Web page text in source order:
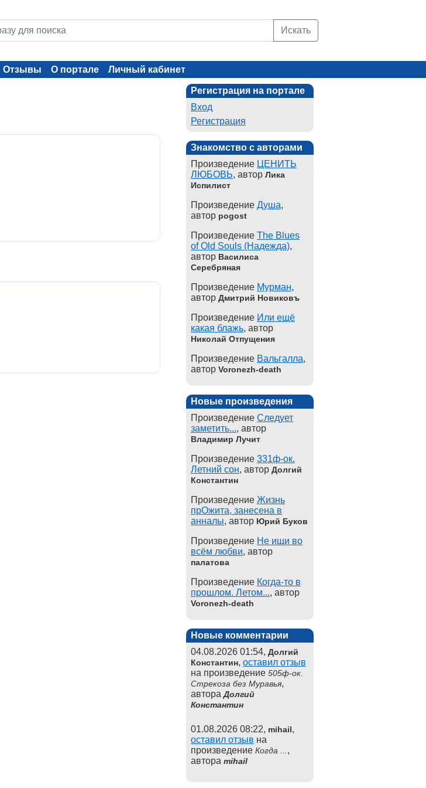
Искать
Отзывы О портале
Личный кабинет
Регистрация на портале
Вход
Регистрация
Знакомство с авторами
Произведение ЦЕНИТЬ
ЛЮБОВЬ, автор Лика
Испилист
Произведение Душа,
автор pogost
Произведение The Blues
of Old Souls (Надежда),
автор Василиса
Серебряная
Произведение Мурман,
автор Дмитрий Новиковъ
Произведение Или ещё
какая блажь, автор
Николай Отпущения
Произведение Вальгалла,
автор Voronezh-death
Новые произведения
Произведение Следует
заметить..., автор
Владимир Лучит
Произведение 331ф-ок.
Летний сон, автор Долгий
Константин
Произведение Жизнь
прОжита, занесена в
анналы, автор Юрий Буков
Произведение Не ищи во
всём любви, автор
палатова
Произведение Когда-то в
прошлом. Летом..., автор
Voronezh-death
Новые комментарии
04.08.2026 01:54, Долгий
Константин, оставил отзыв
на произведение 505ф-ок.
Стрекоза без Муравья,
автораДолгий
Константин
01.08.2026 08:22, mihail,
оставил отзыв на
произведение Когда ... ,
автора mihail